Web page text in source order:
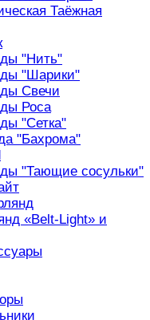
Таёжная
"Нить"
"Шарики"
Свечи
Роса
"Сетка"
"Бахрома"
"Тающие сосульки"
«Belt-Light» и